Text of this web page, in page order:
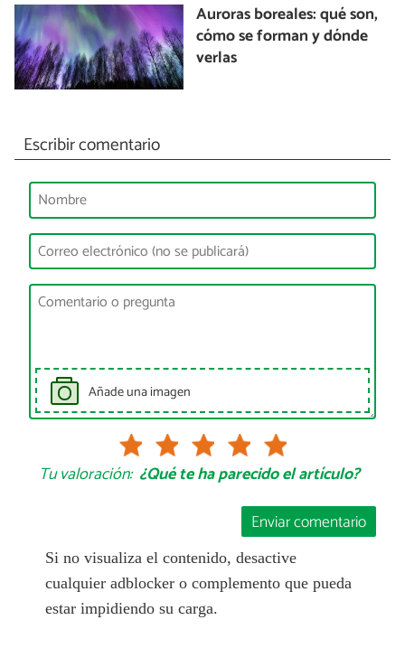
Auroras boreales: qué son,
cómo se forman y dónde
verlas
Escribir comentario
Añade una imagen
Tu valoración: ¿Qué te ha parecido el artículo?
Enviar comentario
Si no visualiza el contenido, desactive
cualquier adblocker o complemento que pueda
estar impidiendo su carga.